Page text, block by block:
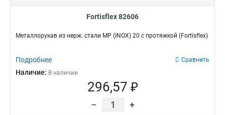
Fortisflex 82606
Металлорукав из нерж. стали МР (INOX) 20 с протяжкой (Fortisflex)
Подробнее Сравнить
Наличие: В наличии
296,57 ₽
– +